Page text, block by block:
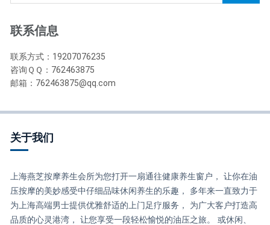
联系信息
联系方式：19207076235
咨询ＱＱ：762463875
邮箱：762463875@qq.com
关于我们
上海燕芝按摩养生会所为您打开一扇通往健康养生窗户， 让你在油
压按摩的美妙感受中仔细品味休闲养生的乐趣， 多年来一直致力于
为上海高端男士提供优雅舒适的上门足疗服务， 为广大客户打造高
品质的心灵港湾， 让您享受一段轻松愉悦的油压之旅。 或休闲、